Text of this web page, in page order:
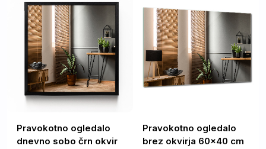
Pravokotno ogledalo
dnevno sobo črn okvir
Pravokotno ogledalo
brez okvirja 60x40 cm